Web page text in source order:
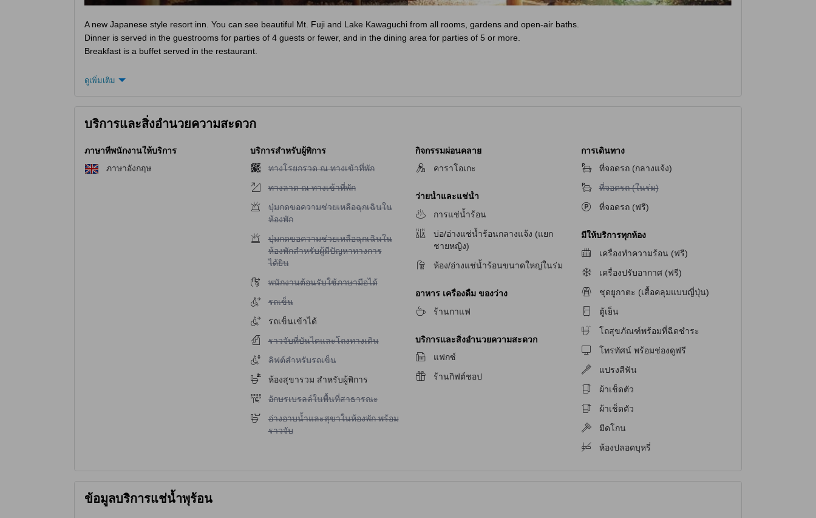
A new Japanese style resort inn. You can see beautiful Mt. Fuji and Lake Kawaguchi from all rooms, gardens and open-air baths.
Dinner is served in the guestrooms for parties of 4 guests or fewer, and in the dining area for parties of 5 or more.
Breakfast is a buffet served in the restaurant.
ดูเพิ่มเติม
บริการและสิ่งอำนวยความสะดวก
ภาษาที่พนักงานให้บริการ
ภาษาอังกฤษ
บริการสำหรับผู้พิการ
ไม่มีบริการทางโรยกรวด ณ ทางเข้าที่พัก
ทางโรยกรวด ณ ทางเข้าที่พัก
ไม่มีบริการทางลาด ณ ทางเข้าที่พัก
ทางลาด ณ ทางเข้าที่พัก
ไม่มีบริการปุ่มกดขอความช่วยเหลือฉุกเฉินในห้องพัก
ปุ่มกดขอความช่วยเหลือฉุกเฉินใน
ห้องพัก
ไม่มีบริการปุ่มกดขอความช่วยเหลือฉุกเฉินในห้องพักสำหรับผู้มีปัญหาทางการได้ยิน
ปุ่มกดขอความช่วยเหลือฉุกเฉินใน
ห้องพักสำหรับผู้มีปัญหาทางการ
ได้ยิน
ไม่มีบริการพนักงานต้อนรับใช้ภาษามือได้
พนักงานต้อนรับใช้ภาษามือได้
ไม่มีบริการรถเข็น
รถเข็น
รถเข็นเข้าได้
ไม่มีบริการราวจับที่บันไดและโถงทางเดิน
ราวจับที่บันไดและโถงทางเดิน
ไม่มีบริการลิฟต์สำหรับรถเข็น
ลิฟต์สำหรับรถเข็น
ห้องสุขารวม สำหรับผู้พิการ
ไม่มีบริการอักษรเบรลล์ในพื้นที่สาธารณะ
อักษรเบรลล์ในพื้นที่สาธารณะ
ไม่มีบริการอ่างอาบน้ำและสุขาในห้องพัก พร้อมราวจับ
อ่างอาบน้ำและสุขาในห้องพัก พร้อม
ราวจับ
กิจกรรมผ่อนคลาย
คาราโอเกะ
ว่ายน้ำและแช่น้ำ
การแช่น้ำร้อน
บ่อ/อ่างแช่น้ำร้อนกลางแจ้ง (แยก
ชายหญิง)
ห้อง/อ่างแช่น้ำร้อนขนาดใหญ่ในร่ม
อาหาร เครื่องดื่ม ของว่าง
ร้านกาแฟ
บริการและสิ่งอำนวยความสะดวก
แฟกซ์
ร้านกิฟต์ชอป
การเดินทาง
ที่จอดรถ (กลางแจ้ง)
ไม่มีบริการที่จอดรถ (ในร่ม)
ที่จอดรถ (ในร่ม)
ที่จอดรถ (ฟรี)
มีให้บริการทุกห้อง
เครื่องทำความร้อน (ฟรี)
เครื่องปรับอากาศ (ฟรี)
ชุดยูกาตะ (เสื้อคลุมแบบญี่ปุ่น)
ตู้เย็น
โถสุขภัณฑ์พร้อมที่ฉีดชำระ
โทรทัศน์ พร้อมช่องดูฟรี
แปรงสีฟัน
ผ้าเช็ดตัว
ผ้าเช็ดตัว
มีดโกน
ห้องปลอดบุหรี่
ข้อมูลบริการแช่น้ำพุร้อน